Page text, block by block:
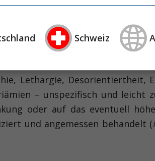
an, dann treten Ödeme
mit normaler
verursacht. Deshalb wird
keiner Kochsalzzufuhr!
Lethargie, Desorientiertheit,
– unspezifisch und leicht
oder auf das eventuell
und angemessen behandelt (
Schweiz